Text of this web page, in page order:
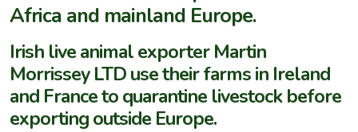
Africa and mainland Europe.
Irish live animal exporter Martin
Morrissey LTD use their farms in Ireland
and France to quarantine livestock before
exporting outside Europe.